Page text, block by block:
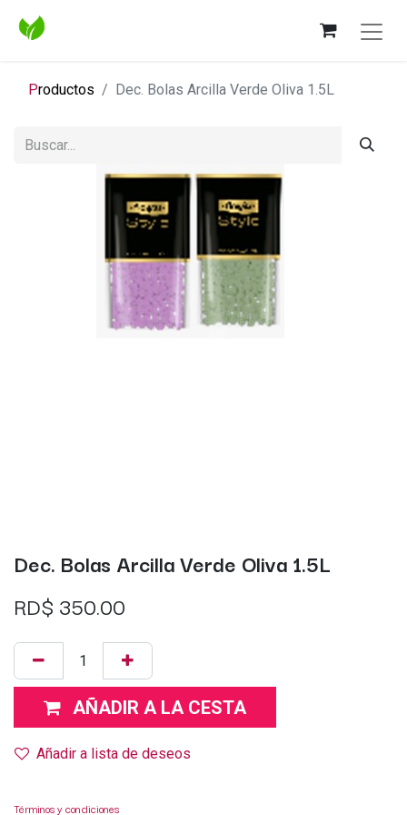
Productos Dec. Bolas Arcilla Verde Oliva 1.5L
Dec. Bolas Arcilla Verde Oliva 1.5L
RD$ 350.00
AÑADIR A LA CESTA
Añadir a lista de deseos
Términos y condiciones